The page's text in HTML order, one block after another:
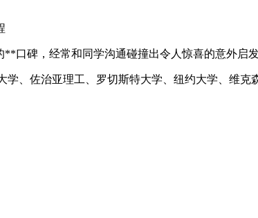
口碑，经常和同学沟通碰撞出令人惊喜的意外启
、佐治亚理工、罗切斯特大学、纽约大学、维